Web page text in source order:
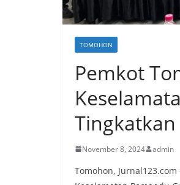
TOMOHON
Pemkot
November 8, 2024 admin
Tomohon,